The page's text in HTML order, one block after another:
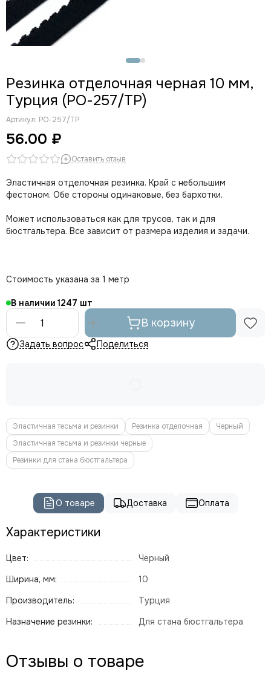
Резинка отделочная черная 10 мм,
Турция (РО-257/ТР)
Артикул: РО-257/ТР
56.00 ₽
Оставить отзыв
Эластичная отделочная резинка. Край с небольшим
фестоном. Обе стороны одинаковые, без бархотки.
Может использоваться как для трусов, так и для
бюстгальтера. Все зависит от размера изделия и задачи.
Стоимость указана за 1 метр
В наличии 1247
В корзину
Задать вопрос Поделиться
Эластичная тесьма и резинки Резинка отделочная
Черный
Эластичная тесьма и резинки черные
Резинки для стана бюстгальтера
О товаре Доставка Оплата
Характеристики
Цвет:
Черный
Ширина, мм:
10
Производитель:
Турция
Назначение резинки:
Для стана бюстгальтера
Отзывы о товаре